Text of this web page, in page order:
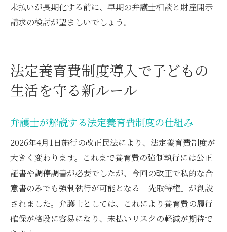
未払いが長期化する前に、早期の弁護士相談と財産開示
請求の検討が望ましいでしょう。
法定養育費制度導入で子どもの
生活を守る新ルール
弁護士が解説する法定養育費制度の仕組み
2026年4月1日施行の改正民法により、法定養育費制度が
大きく変わります。これまで養育費の強制執行には公正
証書や調停調書が必要でしたが、今回の改正で私的な合
意書のみでも強制執行が可能となる「先取特権」が創設
されました。弁護士としては、これにより養育費の履行
確保が格段に容易になり、未払いリスクの軽減が期待で